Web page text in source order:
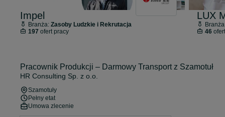
Impel
Branża: Zasoby Ludzkie i Rekrutacja
197 ofert pracy
LUX
46
Pracownik Produkcji – Darmowy Transport z Szamotuł
HR Consulting Sp. z o.o.
Szamotuły
Pełny etat
Umowa zlecenie